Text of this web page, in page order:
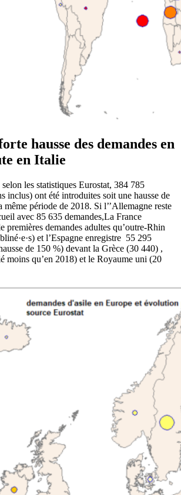
hausse des demandes en
en Italie
les statistiques Eurostat, 384 785
inclus) ont été introduites soit une hausse de
période de 2018. Si l’’Allemagne reste
avec 85 635 demandes,La France
premières demandes adultes qu’outre-Rhin
et l’Espagne enregistre 55 295
de 150 %) devant la Grèce (30 440) ,
moins qu’en 2018) et le Royaume uni (20